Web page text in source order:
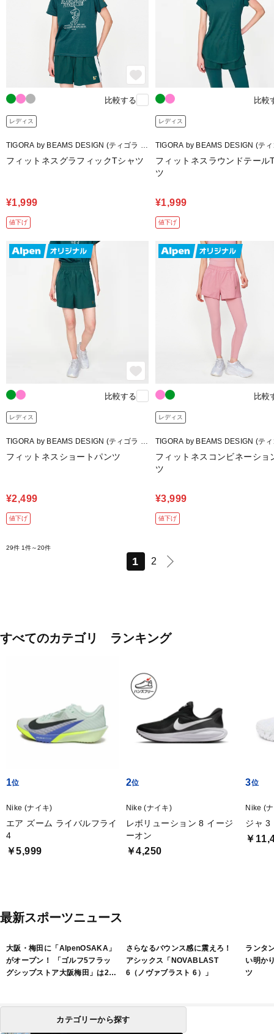
比較する
レディス
TIGORA by BEAMS DESIGN (ティゴラ バ
フィットネスグラフィックTシャツ
¥1,999
値下げ
比較
レディス
TIGORA by BEAMS DESIGN (テ
フィットネスラウンドテール
ツ
¥1,999
値下げ
比較する
レディス
TIGORA by BEAMS DESIGN (ティゴラ バ
フィットネスショートパンツ
¥2,499
値下げ
比較
レディス
TIGORA by BEAMS DESIGN (テ
フィットネスコンビネーショ
ツ
¥3,999
値下げ
29件 1件～20件
1 2
すべてのカテゴリ ランキング
1
Nike (ナイキ)
エア ズーム ライバルフライ
4
￥5,999
2
Nike (ナイキ)
レボリューション 8 イージ
ーオン
￥4,250
3
Nike (
ジャ 3
￥
最新スポーツニュース
大阪・梅田に「AlpenOSAKA」
がオープン！ 「ゴルフ5フラッ
グシップストア大阪梅田」は2フ
さらなるバウンス感に震えろ！
アシックス「NOVABLAST
6（ノヴァブラスト 6）」
ランタ
い明か
ツ
カテゴリーから探す